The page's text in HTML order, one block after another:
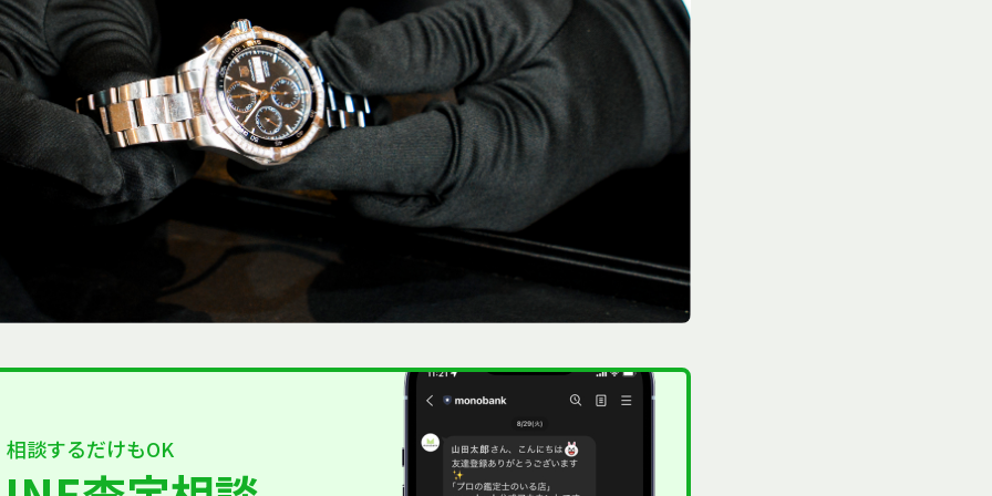
相談するだけもOK